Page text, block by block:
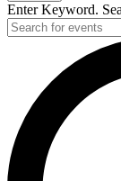
Enter Keyword.